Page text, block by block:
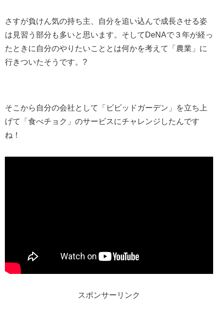
さすが負けん気の持ち主、自分を追い込んで成長させる姿
は見習う部分も多いと思います。そしてDeNAで３年が経っ
たときに自分のやりたいこととは何かを考えて「農業」に
行きついたそうです。?
そこから自分の会社として「ビビッドガーデン」を立ち上
げて「食べチョク」のサービスにチャレンジしたんです
ね！
スポンサーリンク